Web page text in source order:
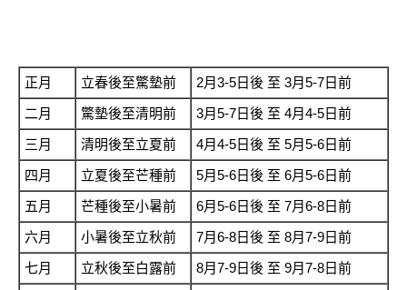
正月 立春後至驚墊前
2月3-5日後 至 3月5-7日前
二月
驚墊後至清明前
3月5-7日後 至 4月4-5日前
三月
清明後至立夏前
4月4-5日後 至 5月5-6日前
四月
立夏後至芒種前
5月5-6日後 至 6月5-6日前
五月
芒種後至小暑前
6月5-6日後 至 7月6-8日前
六月
小暑後至立秋前
7月6-8日後 至 8月7-9日前
七月
立秋後至白露前
8月7-9日後 至 9月7-8日前